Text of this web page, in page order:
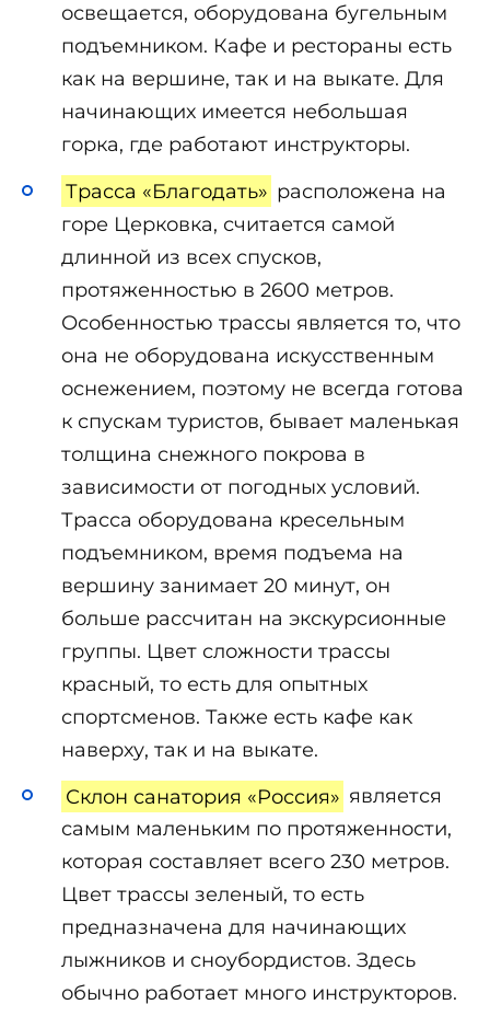
освещается, оборудована бугельным
подъемником. Кафе и рестораны есть
как на вершине, так и на выкате. Для
начинающих имеется небольшая
горка, где работают инструкторы.
Трасса «Благодать» расположена на
горе Церковка, считается самой
длинной из всех спусков,
протяженностью в 2600 метров.
Особенностью трассы является то, что
она не оборудована искусственным
оснежением, поэтому не всегда готова
к спускам туристов, бывает маленькая
толщина снежного покрова в
зависимости от погодных условий.
Трасса оборудована кресельным
подъемником, время подъема на
вершину занимает 20 минут, он
больше рассчитан на экскурсионные
группы. Цвет сложности трассы
красный, то есть для опытных
спортсменов. Также есть кафе как
наверху, так и на выкате.
Склон санатория «Россия» является
самым маленьким по протяженности,
которая составляет всего 230 метров.
Цвет трассы зеленый, то есть
предназначена для начинающих
лыжников и сноубордистов. Здесь
обычно работает много инструкторов.